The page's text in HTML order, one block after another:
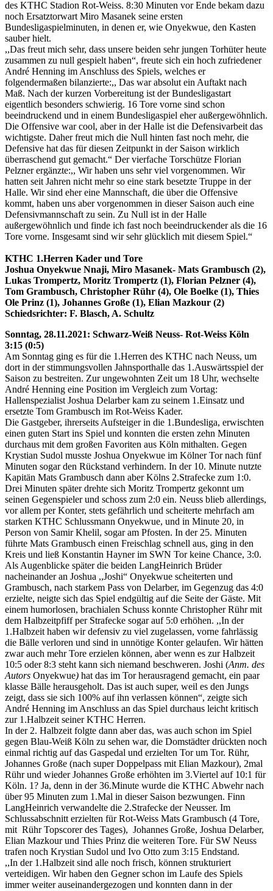
des KTHC Stadion Rot-Weiss. 8:30 Minuten vor Ende bekam dazu
noch Ersatztorwart Miro Masanek seine ersten
Bundesligaspielminuten, in denen er, wie Onyekwue, den Kasten
sauber hielt.
,,Das freut mich sehr, dass unsere beiden sehr jungen Torhüter heute
zusammen zu null gespielt haben“, freute sich ein hoch zufriedener
André Henning im Anschluss des Spiels, welches er
folgendermaßen bilanzierte:,, Das war absolut ein Auftakt nach
Maß. Nach der kurzen Vorbereitung ist der Bundesligastart
eigentlich besonders schwierig. 16 Tore vorne sind schon
beeindruckend und in einem Bundesligaspiel eher außergewöhnlich.
Die Offensive war cool, aber in der Halle ist die Defensivarbeit das
wichtigste. Daher freut mich die Null hinten fast noch mehr, die
Defensive hat das für diesen Zeitpunkt in der Saison wirklich
überraschend gut gemacht.“ Der vierfache Torschütze Florian
Pelzner ergänzte:,, Wir haben uns sehr viel vorgenommen. Wir
hatten seit Jahren nicht mehr so eine stark besetzte Truppe in der
Halle. Wir sind eher eine Mannschaft, die über die Offensive
kommt, haben uns aber vorgenommen in dieser Saison auch eine
Defensivmannschaft zu sein. Zu Null ist in der Halle
außergewöhnlich und finde ich fast noch beeindruckender als die 16
Tore vorne. Insgesamt sind wir sehr glücklich mit diesem Spiel.“
KTHC 1.Herren Kader und Tore
Joshua Onyekwue Nnaji, Miro Masanek- Mats Grambusch (2),
Lukas Trompertz, Moritz Trompertz (1), Florian Pelzner (4),
Tom Grambusch, Christopher Rühr (4), Ole Boelke (1), Thies
Ole Prinz (1), Johannes Große (1), Elian Mazkour (2)
Schiedsrichter: F. Blasch, A. Schultz
Sonntag, 28.11.2021: Schwarz-Weiß Neuss- Rot-Weiss Köln
3:15 (0:5)
Am Sonntag ging es für die 1.Herren des KTHC nach Neuss, um
dort in der stimmungsvollen Jahnsporthalle das 1.Auswärtsspiel der
Saison zu bestreiten. Zur ungewohnten Zeit um 18 Uhr, wechselte
André Henning eine Position im Vergleich zum Vortag:
Hallenspezialist Joshua Delarber kam zu seinem 1.Einsatz und
ersetzte Tom Grambusch im Rot-Weiss Kader.
Die Gastgeber, ihrerseits Aufsteiger in die 1.Bundesliga, erwischten
einen guten Start ins Spiel und konnten die ersten zehn Minuten
durchaus mit dem großen Favoriten aus Köln mithalten. Gegen
Krystian Sudol musste Joshua Onyekwue im Kölner Tor nach fünf
Minuten sogar den Rückstand verhindern. In der 10. Minute nutzte
Kapitän Mats Grambusch dann aber Kölns 2.Strafecke zum 1:0.
Drei Minuten später drehte sich Moritz Trompertz gekonnt um
seinen Gegenspieler und schoss zum 2:0 ein. Neuss blieb allerdings,
vor allem per Konter, stets gefährlich und scheiterte mehrfach am
starken KTHC Schlussmann Onyekwue, und in Minute 20, in
Person von Samir Khelil, sogar am Pfosten. In der 25. Minuten
führte Mats Grambusch einen Freischlag schnell aus, ging in den
Kreis und ließ Konstantin Hayner im SWN Tor keine Chance, 3:0.
Als Augenblicke später die beiden LangHeinrich Brüder
nacheinander an Joshua ,,Joshi“ Onyekwue scheiterten und
Grambusch, nach starkem Pass von Delarber, im Gegenzug das 4:0
erzielte, neigte sich das Spiel endgültig auf die Seite der Gäste. Mit
einem humorlosen, brachialen Schuss konnte Christopher Rühr mit
dem Halbzeitpfiff per Strafecke sogar auf 5:0 erhöhen. ,,In der
1.Halbzeit haben wir defensiv zu viel zugelassen, vorne fahrlässig
die Bälle verloren und sind in unnötige Konter gelaufen. Wir hätten
zwar auch mehr Tore erzielen können, aber wenn es zur Halbzeit
10:5 oder 8:3 steht kann sich niemand beschweren. Joshi (Anm. des
Autors Onyekwue) hat das im Tor herausragend gemacht, ein paar
klasse Bälle herausgeholt. Das ist auch super, weil es den Jungs
zeigt, dass sie sich 100% auf ihn verlassen können“, zeigte sich
André Henning im Anschluss an das Spiel durchaus leicht kritisch
zur 1.Halbzeit seiner KTHC Herren.
In der 2. Halbzeit folgte dann aber das, was auch schon im Spiel
gegen Blau-Weiß Köln zu sehen war, die Domstädter drückten noch
einmal richtig auf das Gaspedal und erzielten Tor um Tor. Rühr,
Johannes Große (nach super Doppelpass mit Elian Mazkour), 2mal
Rühr und wieder Johannes Große erhöhten im 3.Viertel auf 10:1 für
Köln. 1? Ja, denn in der 36.Minute wurde die KTHC Abwehr nach
über 95 Minuten zum 1.Mal in dieser Saison bezwungen. Finn
LangHeinrich verwandelte die 2.Strafecke der Neusser. Im
Schlussabschnitt erzielten für Rot-Weiss Mats Grambusch (4 Tore,
mit Rühr Topscorer des Tages), Johannes Große, Joshua Delarber,
Elian Mazkour und Thies Prinz die weiteren Tore. Für SW Neuss
trafen noch Krystian Sudol und Ivo Otto zum 3:15 Endstand.
,,In der 1.Halbzeit sind alle noch frisch, können strukturiert
verteidigen. Wir haben den Gegner schon im Laufe des Spiels
immer weiter auseinandergezogen und konnten dann in der